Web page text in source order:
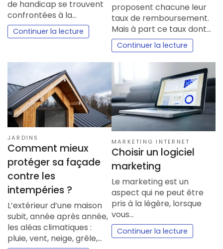
de handicap se trouvent
confrontées à la…
Continuer la lecture
proposent chacune leur
taux de remboursement.
Mais à part ce taux dont…
Continuer la lecture
JARDINS
Comment mieux
protéger sa façade
contre les
intempéries ?
L’extérieur d’une maison
subit, année après année,
les aléas climatiques :
pluie, vent, neige, grêle,…
MARKETING INTERNET
Choisir un logiciel
marketing
Le marketing est un
aspect qui ne peut être
pris à la légère, lorsque
vous…
Continuer la lecture